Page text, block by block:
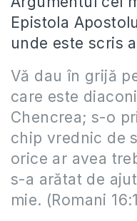
Epistola
unde este scris
Vă dau în grijă
care este
Chencrea; s-o
chip vrednic de
orice ar avea
s-a arătat de
mie. (Romani